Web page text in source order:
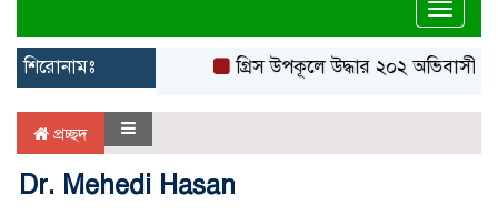
শিরোনামঃ গ্রিস উপকূলে উদ্ধার ২০২ অভিবাসী,
প্রচ্ছদ
Dr. Mehedi Hasan